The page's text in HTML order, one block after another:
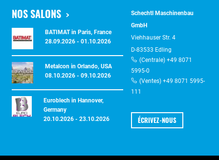
NOS SALONS
BATIMAT in Paris, France
28.09.2026 - 01.10.2026
Metalcon in Orlando, USA
08.10.2026 - 09.10.2026
Euroblech in Hannover,
Germany
20.10.2026 - 23.10.2026
Schechtl Maschinenbau
GmbH
Viehhauser Str. 4
D-83533 Edling
(Centrale) +49 8071
5995-0
(Ventes) +49 8071 5995-
111
ÉCRIVEZ-NOUS